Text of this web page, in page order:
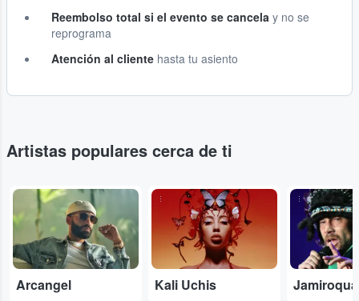
Reembolso total si el evento se cancela y no se
reprograma
Atención al cliente hasta tu asiento
Artistas populares cerca de ti
...
Arcangel
...
Kali Uchis
...